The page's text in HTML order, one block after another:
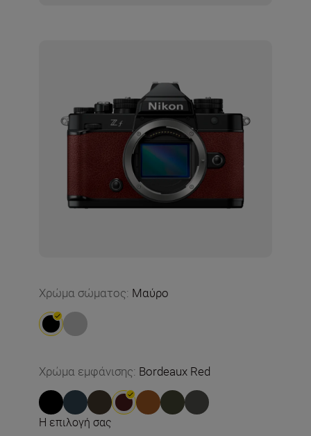
Χρώμα σώματος: Μαύρο
Χρώμα εμφάνισης: Bordeaux Red
Η επιλογή σας